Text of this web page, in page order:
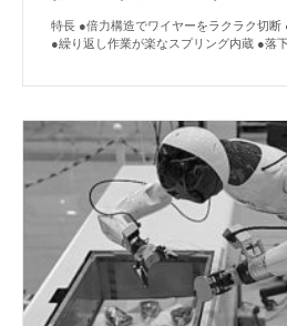
特長 ●倍力構造でワイヤーをラクラク切断
●繰り返し作業が楽なスプリング内蔵 ●落